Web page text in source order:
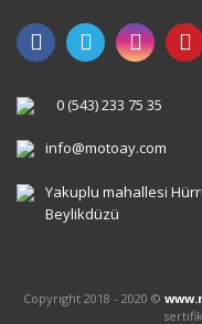
0 (543) 233 75 35
info@motoay.com
Yakuplu mahallesi
Beylikdüzü
Copyright 2018 - 2020 ©